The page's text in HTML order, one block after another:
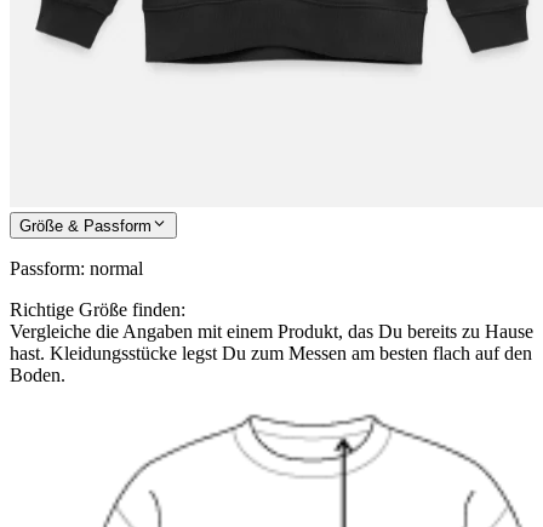
Größe & Passform
Passform: normal
Richtige Größe finden:
Vergleiche die Angaben mit einem Produkt, das Du bereits zu Hause
hast. Kleidungsstücke legst Du zum Messen am besten flach auf den
Boden.